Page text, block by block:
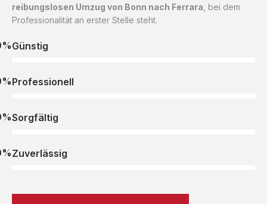
reibungslosen Umzug von Bonn nach Ferrara , bei dem
Professionalität an erster Stelle steht.
Günstig
Professionell
Sorgfältig
Zuverlässig